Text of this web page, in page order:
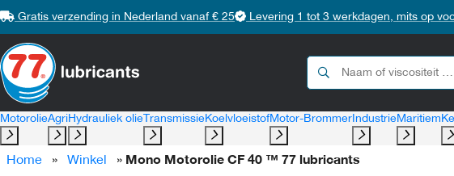
Gratis verzending in Nederland vanaf € 25 Levering 1 tot 3 werkdagen, mits op
MotorolieAgriHydrauliek olie TransmissieKoelvloeistofMotor-Brommer IndustrieMaritiem
Home » Winkel » Mono Motorolie CF 40 ™ 77 lubricants